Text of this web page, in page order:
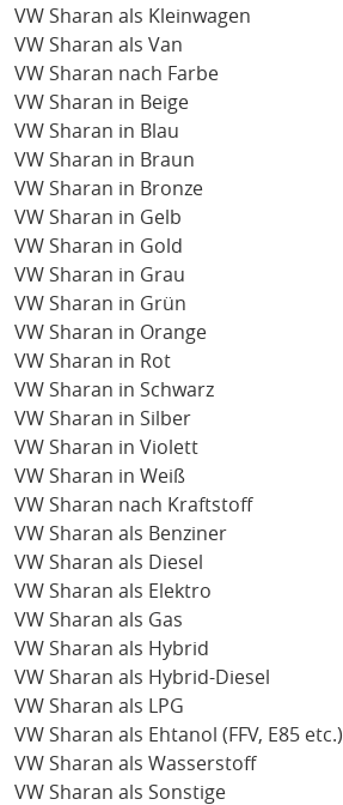
VW Sharan als Kleinwagen
VW Sharan als Van
VW Sharan nach Farbe
VW Sharan in Beige
VW Sharan in Blau
VW Sharan in Braun
VW Sharan in Bronze
VW Sharan in Gelb
VW Sharan in Gold
VW Sharan in Grau
VW Sharan in Grün
VW Sharan in Orange
VW Sharan in Rot
VW Sharan in Schwarz
VW Sharan in Silber
VW Sharan in Violett
VW Sharan in Weiß
VW Sharan nach Kraftstoff
VW Sharan als Benziner
VW Sharan als Diesel
VW Sharan als Elektro
VW Sharan als Gas
VW Sharan als Hybrid
VW Sharan als Hybrid-Diesel
VW Sharan als LPG
VW Sharan als Ehtanol (FFV, E85 etc.)
VW Sharan als Wasserstoff
VW Sharan als Sonstige